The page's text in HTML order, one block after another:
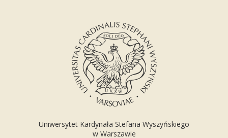
Uniwersytet Kardynała Stefana Wyszyńskiego
w Warszawie